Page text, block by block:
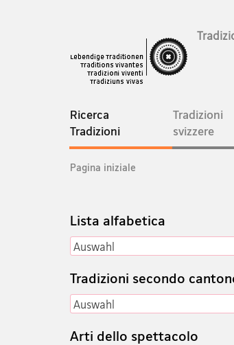
Navigation
Ricerca
Tradizionicurrent
page
Tradizioni
svizzere
Breadcrumb
Pagina iniziale
Lista alfabetica
Auswahl
Auswahl
Tradizioni secondo
Auswahl
Auswahl
Arti dello spettacolo